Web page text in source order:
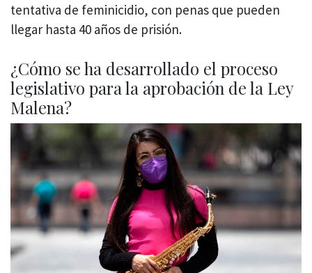
tentativa de feminicidio, con penas que pueden
llegar hasta 40 años de prisión.
¿Cómo se ha desarrollado el proceso
legislativo para la aprobación de la Ley
Malena?